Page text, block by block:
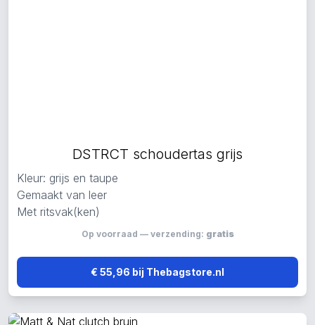
DSTRCT schoudertas grijs
Kleur: grijs en taupe
Gemaakt van leer
Met ritsvak(ken)
Op voorraad — verzending: gratis
€ 55,96 bij Thebagstore.nl